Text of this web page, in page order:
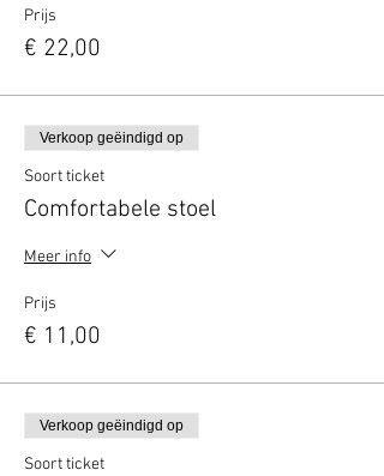
Prijs
€ 22,00
Verkoop geëindigd op
Soort ticket
Comfortabele stoel
Meer info
Prijs
€ 11,00
Verkoop geëindigd op
Soort ticket